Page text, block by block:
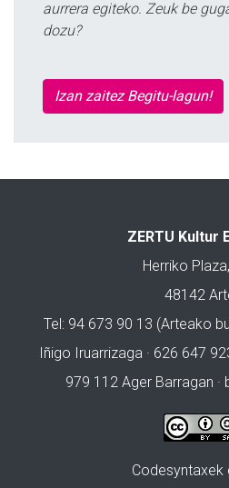
aurrera egiteko. Zeuk be
dozu?
Izan zaitez Begitu-lagun!
ZERTU Kultur
Herriko
48142
Tel: 94 673 90 13 (Arteako
Iñigo Iruarrizaga · 626 647
979 112 Ager Barragan ·
Codesyntaxek